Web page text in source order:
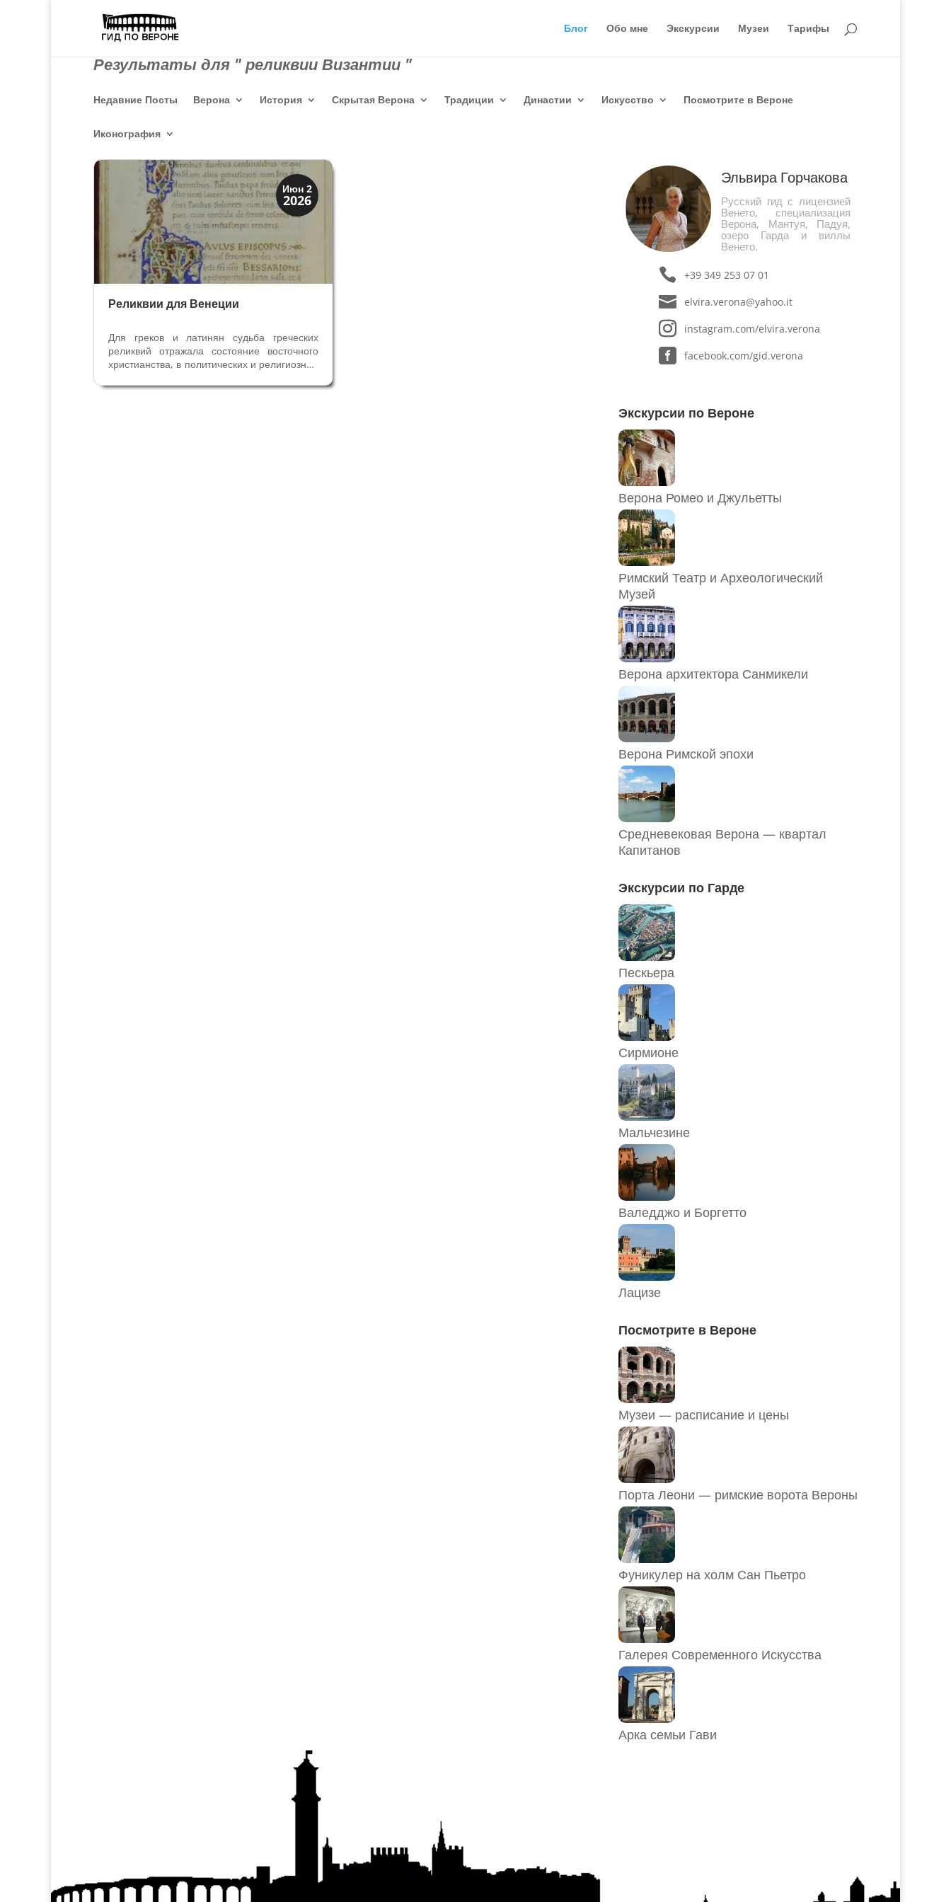
Блог Обо мне Экскурсии Музеи Тарифы
Результаты для " реликвии Византии "
Недавние Посты Верона История Скрытая Верона Традиции Династии Искусство Посмотрите в Вероне
Иконография
Июн 2
2026
Святые и реликвии
Традиции
Реликвии для Венеции
Для греков и латинян судьба греческих
реликвий отражала состояние восточного
христианства, в политических и религиозных
было частью пропаганды крестового похода.
Эльвира Горчакова
Русский гид с лицензией
Венето, специализация
Верона, Мантуя, Падуя,
озеро Гарда и виллы
Венето.
+39 349 253 07 01
elvira.verona@yahoo.it
instagram.com/elvira.verona
facebook.com/gid.verona
Экскурсии по Вероне
Верона Ромео и Джульетты
Римский Театр и Археологический
Музей
Верона архитектора Санмикели
Верона Римской эпохи
Средневековая Верона — квартал
Капитанов
Экскурсии по Гарде
Пескьера
Сирмионе
Мальчезине
Валедджо и Боргетто
Лацизе
Посмотрите в Вероне
Музеи — расписание и цены
Порта Леони — римские ворота Вероны
Фуникулер на холм Сан Пьетро
Галерея Современного Искусства
Арка семьи Гави